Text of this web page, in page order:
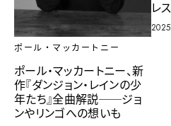
ポール・マッカートニー
ポール・マッカートニー、新
作『ダンジョン・レインの少
年たち』全曲解説──ジョ
ンやリンゴへの想いも
レ